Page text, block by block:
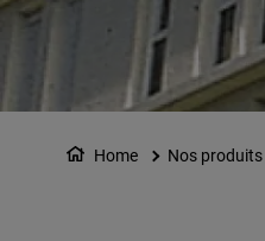
Home Nos produits